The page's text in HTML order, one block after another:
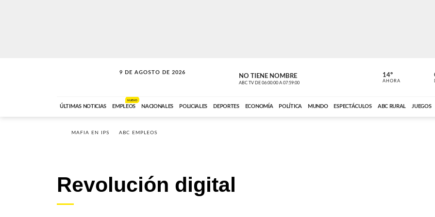
9 DE AGOSTO DE 2026
SOLO MÚSICA NO TIENE NOMBRE
ABC TV DE 06:00:00 A 07:59:00 ABC CARDINAL
14º
AHORA
ÚLTIMAS NOTICIAS EMPLEOS
NUEVO
NACIONALES POLICIALES DEPORTES ECONOMÍA POLÍTICA MUNDO ESPECTÁCULOS ABC RURAL JUEGOS
MAFIA EN IPS ABC EMPLEOS
Revolución digital